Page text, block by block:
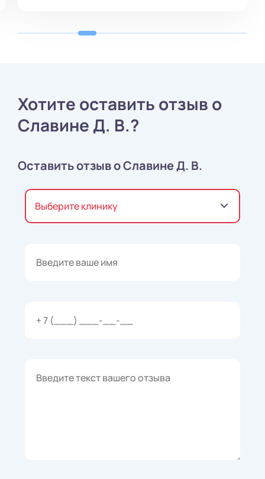
Хотите оставить отзыв о
Славине Д. В.?
Оставить отзыв о Славине Д. В.
Выберите клинику